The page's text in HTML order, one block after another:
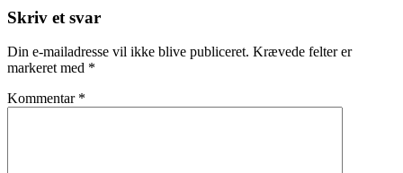
Læserinteraktioner
Skriv et svar
Din e-mailadresse vil ikke blive publiceret. Krævede felter er
markeret med *
Kommentar *